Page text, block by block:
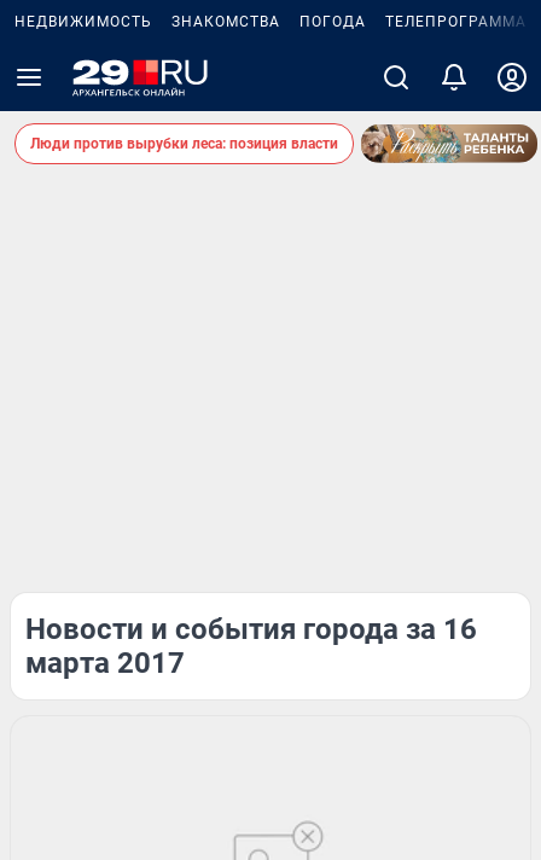
НЕДВИЖИМОСТЬ ЗНАКОМСТВА ПОГОДА ТЕЛЕПРОГРАММА
Люди против вырубки леса: позиция власти
Новости и события города за 16
марта 2017